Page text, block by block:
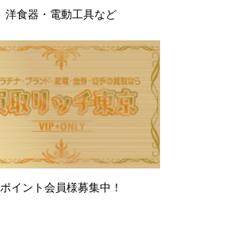
洋食器・電動工具など
ポイント会員様募集中！